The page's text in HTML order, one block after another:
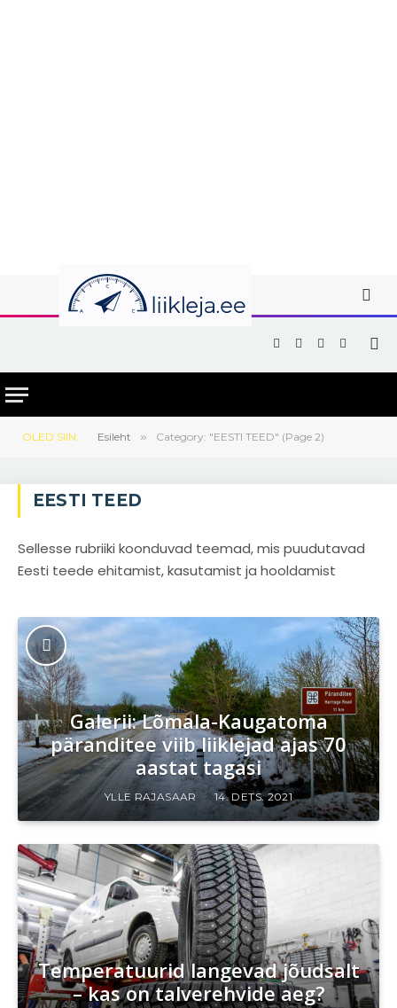
Facebook
X
(Twitter)
Instagram
YouTube
OLED SIIN: Esileht » Category: "EESTI TEED" (Page 2)
EESTI TEED
Sellesse rubriiki koonduvad teemad, mis puudutavad
Eesti teede ehitamist, kasutamist ja hooldamist
Galerii: Lõmala-Kaugatoma
päranditee viib liiklejad ajas 70
aastat tagasi
YLLE RAJASAAR 14. DETS. 2021
Temperatuurid langevad jõudsalt
– kas on talverehvide aeg?